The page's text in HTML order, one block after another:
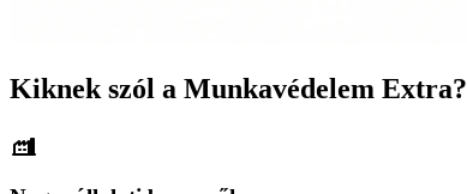
Kiknek szól a Munkavédelem Extra?